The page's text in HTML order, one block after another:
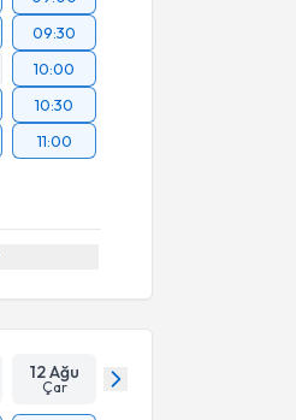
09:30
10:00
10:30
11:00
12 Ağu
Çar